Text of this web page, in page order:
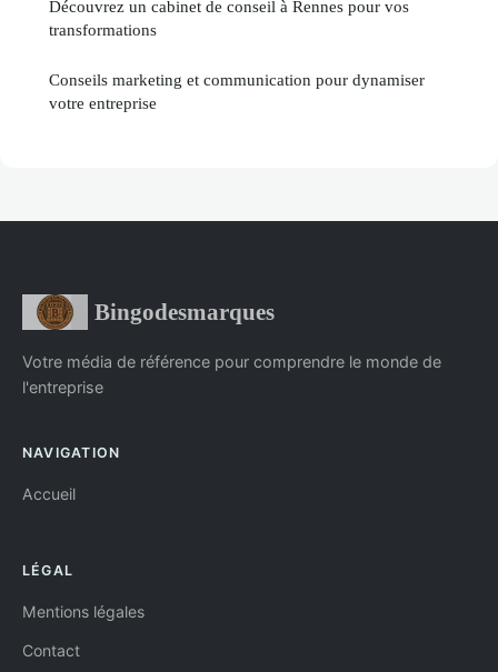
Découvrez un cabinet de conseil à Rennes pour vos
transformations
Conseils marketing et communication pour dynamiser
votre entreprise
Bingodesmarques
Votre média de référence pour comprendre le monde de
l'entreprise
NAVIGATION
Accueil
LÉGAL
Mentions légales
Contact